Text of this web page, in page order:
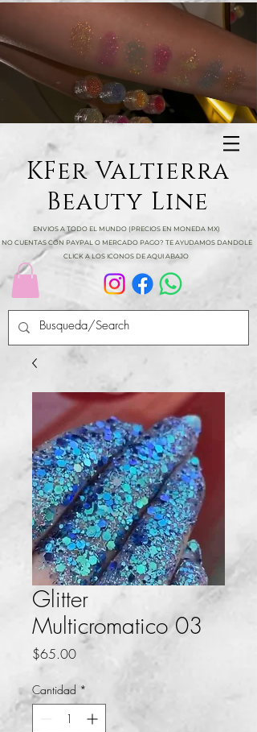
KFer Valtierra
Beauty Line
ENVIOS A TODO EL MUNDO (PRECIOS EN MONEDA MX)
NO CUENTAS CON PAYPAL O MERCADO PAGO? TE AYUDAMOS DANDOLE
CLICK A LOS ICONOS DE AQUI ABAJO
Glitter
Multicromatico 03
$65.00Precio
Cantidad *